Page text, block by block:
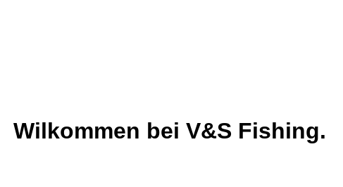
Wilkommen bei V&S Fishing.